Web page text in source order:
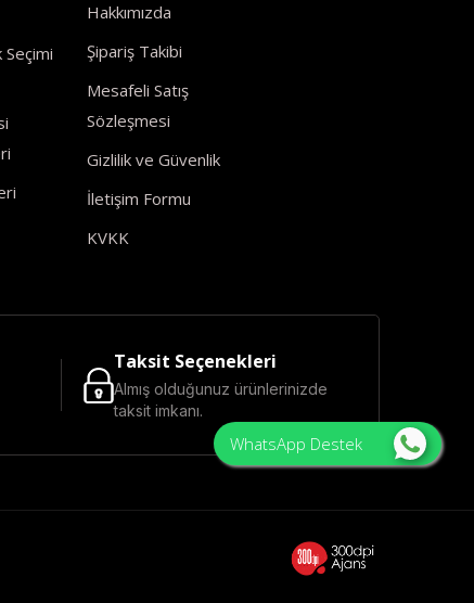
WhatsApp Destek
Hakkımızda
Şipariş Takibi
Mesafeli Satış
Sözleşmesi
Gizlilik ve Güvenlik
İletişim Formu
KVKK
Taksit Seçenekleri
Almış olduğunuz ürünlerinizde
taksit imkanı.